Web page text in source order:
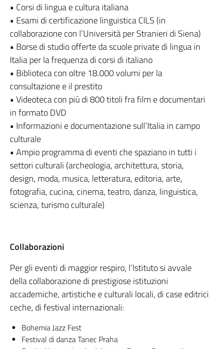
• Corsi di lingua e cultura italiana
• Esami di certificazione linguistica CILS (in
collaborazione con l’Università per Stranieri di Siena)
• Borse di studio offerte da scuole private di lingua in
Italia per la frequenza di corsi di italiano
• Biblioteca con oltre 18.000 volumi per la
consultazione e il prestito
• Videoteca con più di 800 titoli fra film e documentari
in formato DVD
• Informazioni e documentazione sull’Italia in campo
culturale
• Ampio programma di eventi che spaziano in tutti i
settori culturali (archeologia, architettura, storia,
design, moda, musica, letteratura, editoria, arte,
fotografia, cucina, cinema, teatro, danza, linguistica,
scienza, turismo culturale)
Collaborazioni
Per gli eventi di maggior respiro, l’Istituto si avvale
della collaborazione di prestigiose istituzioni
accademiche, artistiche e culturali locali, di case editrici
ceche, di festival internazionali:
Bohemia Jazz Fest
Festival di danza Tanec Praha